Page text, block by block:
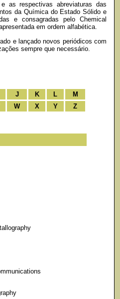
as respectivas abreviaturas das
da Química do Estado Sólido e
e consagradas pelo Chemical
em ordem alfabética.
e lançado novos periódicos com
sempre que necessário.
J K L
M
W X Y Z